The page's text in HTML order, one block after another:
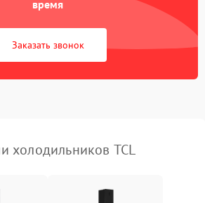
2000 ₽ Подробнее →
время
Заказать звонок
холодильников TCL